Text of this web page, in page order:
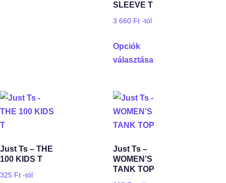
SLEEVE T
3 660 Ft -tól
Opciók
választása
Just Ts – THE
100 KIDS T
325 Ft -tól
Just Ts –
WOMEN’S
TANK TOP